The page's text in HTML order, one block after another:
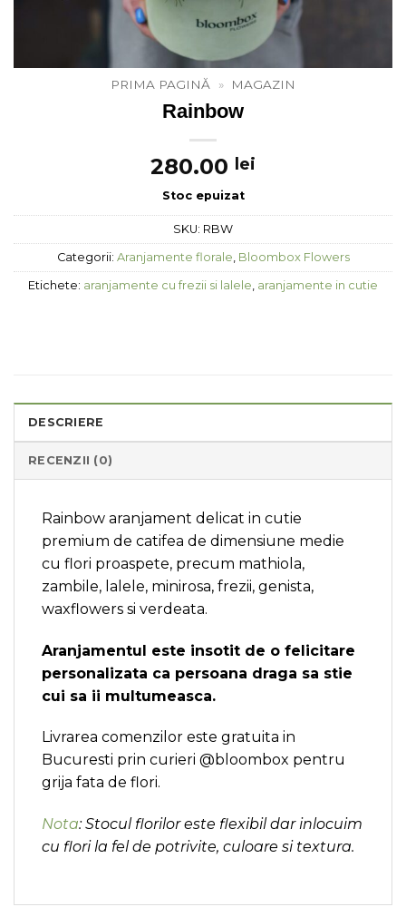
PRIMA PAGINĂ » MAGAZIN
Rainbow
280.00 lei
Stoc epuizat
SKU: RBW
Categorii: Aranjamente florale, Bloombox Flowers
Etichete: aranjamente cu frezii si lalele, aranjamente in cutie
DESCRIERE
RECENZII (0)
Rainbow aranjament delicat in cutie
premium de catifea de dimensiune medie
cu flori proaspete, precum mathiola,
zambile, lalele, minirosa, frezii, genista,
waxflowers si verdeata.
Aranjamentul este insotit de o felicitare
personalizata ca persoana draga sa stie
cui sa ii multumeasca.
Livrarea comenzilor este gratuita in
Bucuresti prin curieri @bloombox pentru
grija fata de flori.
Nota: Stocul florilor este flexibil dar inlocuim
cu flori la fel de potrivite, culoare si textura.